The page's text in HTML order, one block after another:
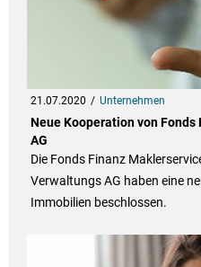
21.07.2020 Unternehmen
Neue Kooperation von Fonds
AG
Die Fonds Finanz
Verwaltungs AG haben eine
Immobilien beschlossen.